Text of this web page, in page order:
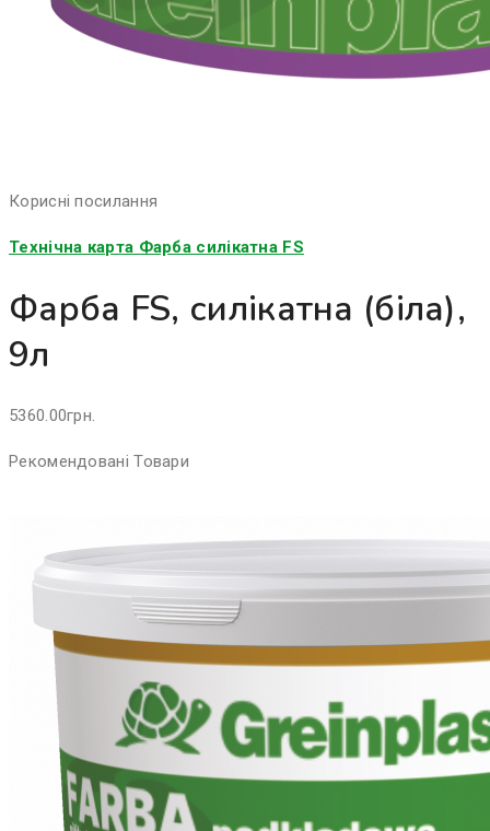
Корисні посилання
Технічна карта Фарба силікатна FS
Фарба FS, силікатна (біла),
9л
5360.00грн.
Рекомендовані Товари